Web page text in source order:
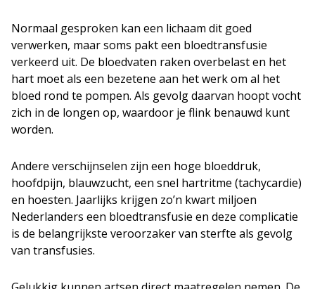
Normaal gesproken kan een lichaam dit goed
verwerken, maar soms pakt een bloedtransfusie
verkeerd uit. De bloedvaten raken overbelast en het
hart moet als een bezetene aan het werk om al het
bloed rond te pompen. Als gevolg daarvan hoopt vocht
zich in de longen op, waardoor je flink benauwd kunt
worden.
Andere verschijnselen zijn een hoge bloeddruk,
hoofdpijn, blauwzucht, een snel hartritme (tachycardie)
en hoesten. Jaarlijks krijgen zo’n kwart miljoen
Nederlanders een bloedtransfusie en deze complicatie
is de belangrijkste veroorzaker van sterfte als gevolg
van transfusies.